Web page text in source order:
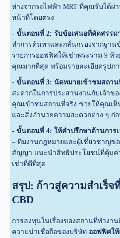
ห่างจากรถไฟฟ้า MRT ที่คุณรับได้ผ่
หน้าที่โดยตรง
- ขั้นตอนที่ 2: รับข้อเสนอที่คัดสรรม
ทำการค้นหาและกลั่นกรองจากฐา
รายการออฟฟิศให้เช่าพระราม 9 ห้
คุณมากที่สุด พร้อมรายละเอียดรูปภ
- ขั้นตอนที่ 3: นัดหมายเข้าชมสถาน
สะดวกในการประสานงานกับเจ้าข
คุณเข้าชมสถานที่จริง ช่วยให้คุณเห็
และสิ่งอำนวยความสะดวกต่าง ๆ ก่
- ขั้นตอนที่ 4: ให้คำปรึกษาด้านการ
– ทีมงานกฎหมายและผู้เชี่ยวชาญข
สัญญา แนะนำสิทธิประโยชน์ที่คุ้มค่
เช่าที่ดีที่สุด
สรุป: ก้าวสู่ความสำเร็จ
CBD
การลงทุนในเรื่องของสถานที่ทำงา
ความน่าเชื่อถือของบริษัท ออฟฟิศให้